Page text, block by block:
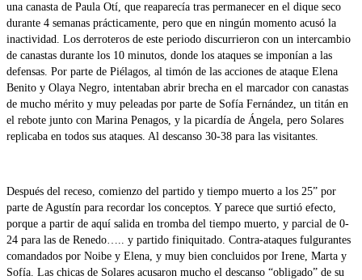
una canasta de Paula Otí, que reaparecía tras permanecer en el dique seco
durante 4 semanas prácticamente, pero que en ningún momento acusó la
inactividad. Los derroteros de este periodo discurrieron con un intercambio
de canastas durante los 10 minutos, donde los ataques se imponían a las
defensas. Por parte de Piélagos, al timón de las acciones de ataque Elena
Benito y Olaya Negro, intentaban abrir brecha en el marcador con canastas
de mucho mérito y muy peleadas por parte de Sofía Fernández, un titán en
el rebote junto con Marina Penagos, y la picardía de Ángela, pero Solares
replicaba en todos sus ataques. Al descanso 30-38 para las visitantes.
Después del receso, comienzo del partido y tiempo muerto a los 25” por
parte de Agustín para recordar los conceptos. Y parece que surtió efecto,
porque a partir de aquí salida en tromba del tiempo muerto, y parcial de 0-
24 para las de Renedo….. y partido finiquitado. Contra-ataques fulgurantes
comandados por Noibe y Elena, y muy bien concluidos por Irene, Marta y
Sofía. Las chicas de Solares acusaron mucho el descanso “obligado” de su